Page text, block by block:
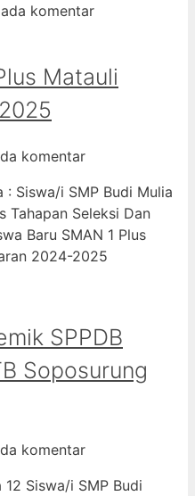
komentar
Matauli
komentar
: Siswa/i SMP Budi Mulia
Tahapan Seleksi Dan
Baru SMAN 1 Plus
2024-2025
SPPDB
Soposurung
komentar
Siswa/i SMP Budi